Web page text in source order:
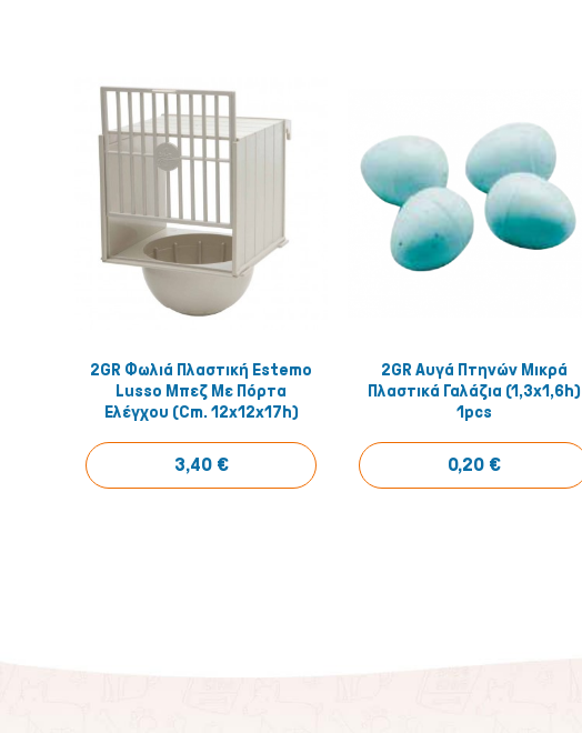
Αγόρασέ το!
2GR Φωλιά Πλαστική Estemo
Lusso Μπεζ Με Πόρτα
Ελέγχου (cm. 12x12x17h)
3,40 €
Αγόρασέ το!
2GR Αυγά Πτηνών Μικρά
Πλαστικά Γαλάζια (1,3x1,6h)
1pcs
0,20 €